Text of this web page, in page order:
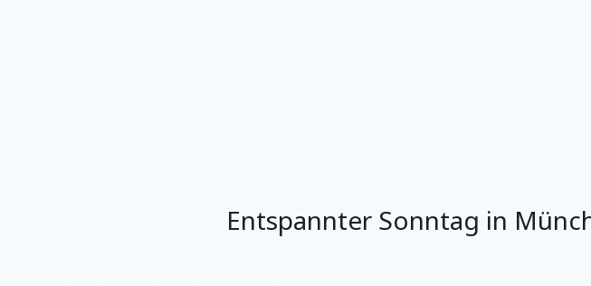
Entspannter Sonntag in